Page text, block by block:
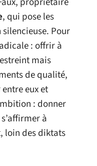
, qui pose les
Pour
: offrir à
mais
de qualité,
eux et
: donner
à
loin des diktats